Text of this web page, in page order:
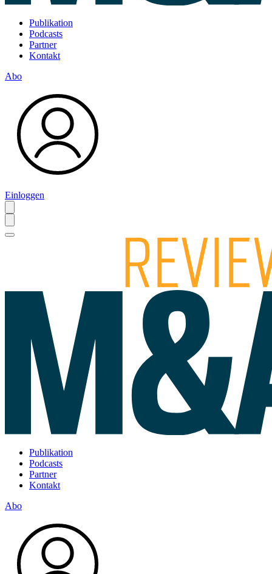
Publikation
Podcasts
Partner
Kontakt
Abo
Einloggen
Publikation
Podcasts
Partner
Kontakt
Abo